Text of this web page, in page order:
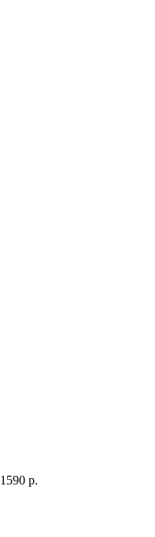
1590 р.